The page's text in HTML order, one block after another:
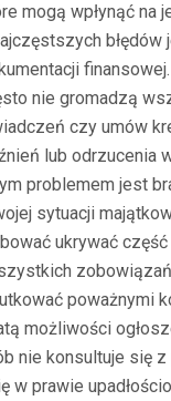
mogą wpłynąć na
nie gromadzą
czy umów
lub odrzucenia
problemem jest
sytuacji
ukrywać
poważnymi
możliwości
nie konsultuje się z
w prawie